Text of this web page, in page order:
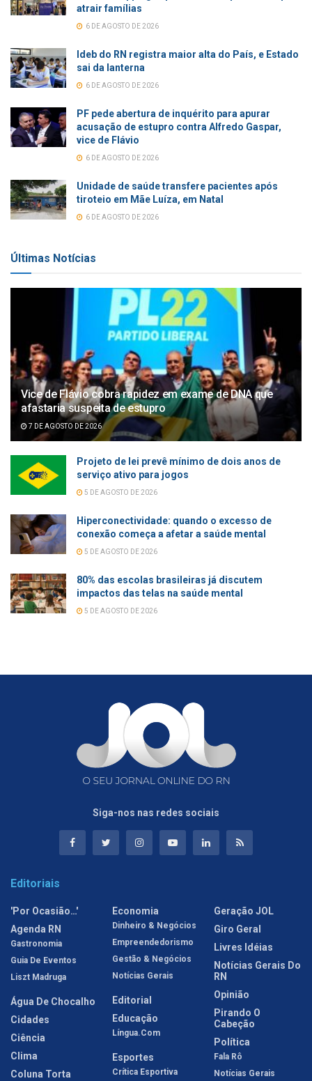
atrair famílias
6 DE AGOSTO DE 2026
Ideb do RN registra maior alta do País, e Estado
sai da lanterna
6 DE AGOSTO DE 2026
PF pede abertura de inquérito para apurar
acusação de estupro contra Alfredo Gaspar,
vice de Flávio
6 DE AGOSTO DE 2026
Unidade de saúde transfere pacientes após
tiroteio em Mãe Luíza, em Natal
6 DE AGOSTO DE 2026
Últimas Notícias
Vice de Flávio cobra rapidez em exame de DNA que
afastaria suspeita de estupro
7 DE AGOSTO DE 2026
Projeto de lei prevê mínimo de dois anos de
serviço ativo para jogos
5 DE AGOSTO DE 2026
Hiperconectividade: quando o excesso de
conexão começa a afetar a saúde mental
5 DE AGOSTO DE 2026
80% das escolas brasileiras já discutem
impactos das telas na saúde mental
5 DE AGOSTO DE 2026
Siga-nos nas redes sociais
Editoriais
'Por Ocasião…'
Agenda RN
Gastronomia
Guia De Eventos
Liszt Madruga
Água De Chocalho
Cidades
Ciência
Clima
Coluna Torta
Economia
Dinheiro & Negócios
Empreendedorismo
Gestão & Negócios
Notícias Gerais
Editorial
Educação
Língua.com
Esportes
Crítica Esportiva
Geração JOL
Giro Geral
Livres Idéias
Notícias Gerais Do
RN
Opinião
Pirando O
Cabeção
Política
Fala Rô
Notícias Gerais